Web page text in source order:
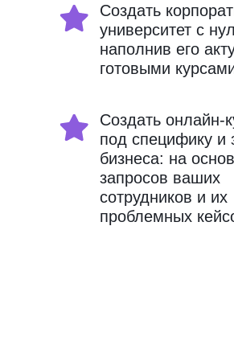
Создать
университет с
наполнив его
готовыми
Создать онлайн-
под специфику и
бизнеса: на
запросов ваших
сотрудников и их
проблемных